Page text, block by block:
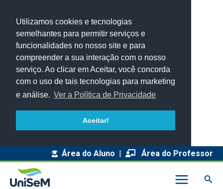
Utilizamos cookies e tecnologias
semelhantes para permitir serviços e
funcionalidades no nosso site e para
compreender a sua interação com o nosso
serviço. Ao clicar em Aceitar, você concorda
com o uso de tais tecnologias para marketing
e análise. Ver a Política de Privacidade
Aceitar!
Área do Aluno | Área do Professor